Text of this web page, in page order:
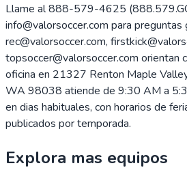
Llame al 888-579-4625
info@valorsoccer.com para preguntas
rec@valorsoccer.com,
topsoccer@valorsoccer.com orientan
oficina en 21327 Renton Maple
WA 98038 atiende de 9:30 AM a
en dias habituales, con horarios de
publicados por temporada.
Explora mas equipos